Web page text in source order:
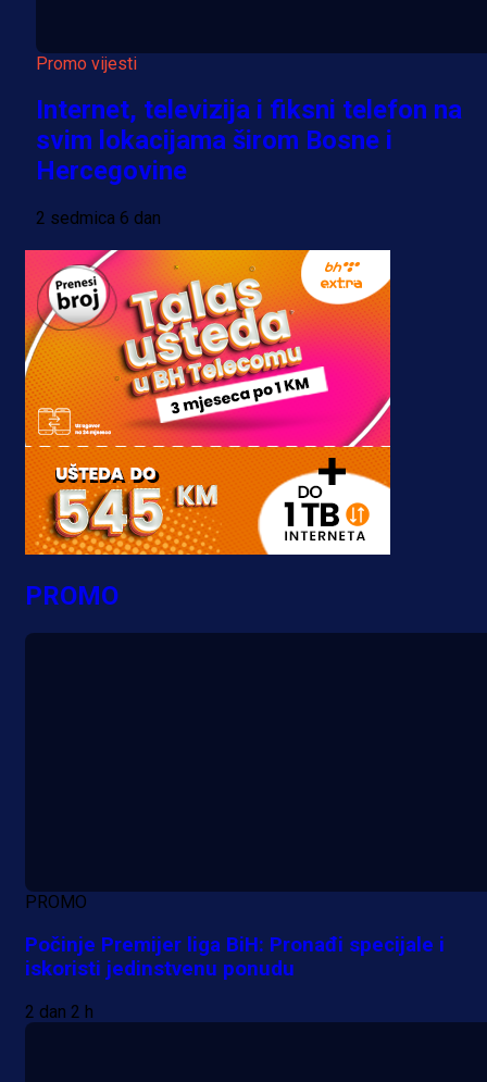
Promo vijesti
Internet, televizija i fiksni telefon na
svim lokacijama širom Bosne i
Hercegovine
2 sedmica 6 dan
PROMO
PROMO
Počinje Premijer liga BiH: Pronađi specijale i
iskoristi jedinstvenu ponudu
2 dan 2 h